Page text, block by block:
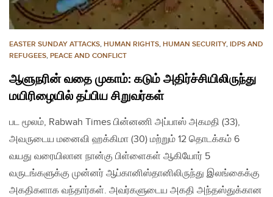
EASTER SUNDAY ATTACKS, HUMAN RIGHTS, HUMAN SECURITY, IDPS AND
REFUGEES, PEACE AND CONFLICT
ஆளுநரின் வதை முகாம்: கடும் அதிர்ச்சியிலிருந்து
மயிரிழையில் தப்பிய சிறுவர்கள்
பட மூலம், Rabwah Times பின்னணி அப்பாஸ் அகமதி (33),
அவருடைய மனைவி ஹக்கிமா (30) மற்றும் 12 தொடக்கம் 6
வயது வரையிலான நான்கு பிள்ளைகள் ஆகியோர் 5
வருடங்களுக்கு முன்னர் ஆப்கானிஸ்தானிலிருந்து இலங்கைக்கு
அகதிகளாக வந்தார்கள். அவர்களுடைய அகதி அந்தஸ்துக்கான